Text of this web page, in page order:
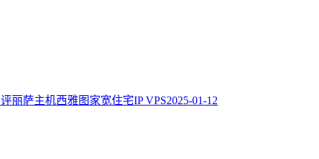
丽萨主机西雅图家宽住宅IP VPS2025-01-12